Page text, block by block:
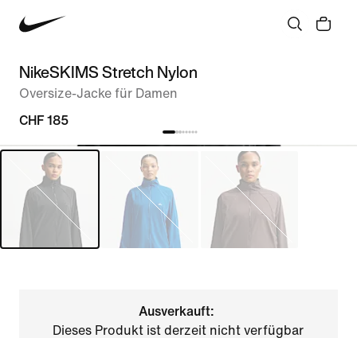
NikeSKIMS Stretch Nylon
Oversize-Jacke für Damen
CHF 185
Ausverkauft:
Dieses Produkt ist derzeit nicht verfügbar